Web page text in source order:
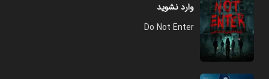
وارد نشوید
Do Not Enter